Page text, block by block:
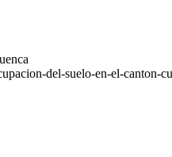
del-suelo-en-el-canton-